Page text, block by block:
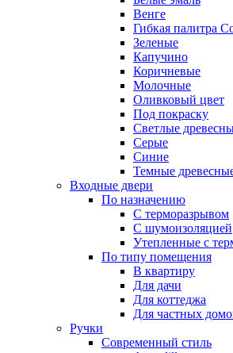
Венге
Гибкая палитра
Зеленые
Капучино
Коричневые
Молочные
Оливковый цвет
Под покраску
Светлые
Серые
Синие
Темные
Входные двери
По назначению
С терморазрывом
С шумоизоляцией
Утепленные с
По типу помещения
В квартиру
Для дачи
Для коттеджа
Для частных
Ручки
Современный стиль